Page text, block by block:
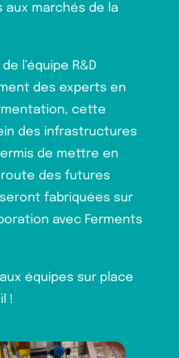
aux marchés de la
l’équipe R&D
des experts en
cette
des infrastructures
de mettre en
des futures
fabriquées sur
avec Ferments
équipes sur place
!